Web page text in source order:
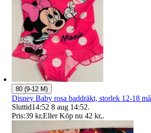
80 (9-12 M)
Disney Baby rosa baddräkt, storlek 12-18
Sluttid14:52 8 aug 14:52.
Pris:39 kr,Eller Köp nu 42 kr,.